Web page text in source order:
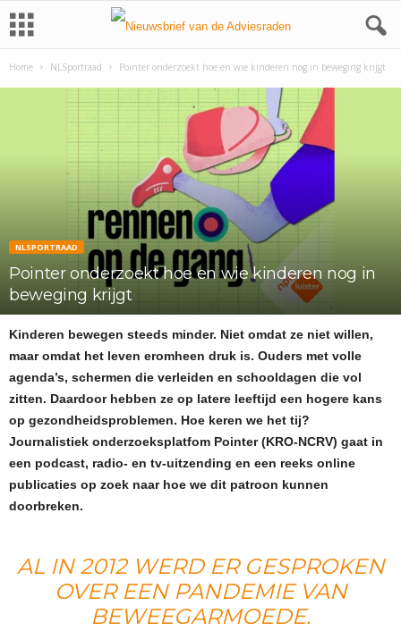
Home NLSportraad Pointer onderzoekt hoe en wie kinderen nog in beweging krijgt
NLSPORTRAAD
Pointer onderzoekt hoe en wie kinderen nog in
beweging krijgt
Kinderen bewegen steeds minder. Niet omdat ze niet willen,
maar omdat het leven eromheen druk is. Ouders met volle
agenda’s, schermen die verleiden en schooldagen die vol
zitten. Daardoor hebben ze op latere leeftijd een hogere kans
op gezondheidsproblemen. Hoe keren we het tij?
Journalistiek onderzoeksplatfom Pointer (KRO-NCRV) gaat in
een podcast, radio- en tv-uitzending en een reeks online
publicaties op zoek naar hoe we dit patroon kunnen
doorbreken.
AL IN 2012 WERD ER GESPROKEN
OVER EEN PANDEMIE VAN
BEWEEGARMOEDE.